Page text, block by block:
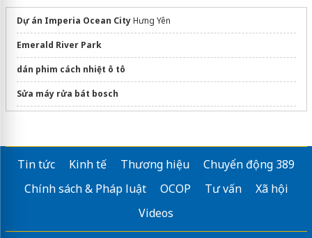
Dự án Imperia Ocean CityHưng Yên
Emerald River Park
dán phim cách nhiệt ô tô
Sửa máy rửa bát bosch
Tin tức Kinh tế Thương hiệu
Chuyển động 389
Chính sách & Pháp luật
OCOP Tư vấn
Xã hội
Videos